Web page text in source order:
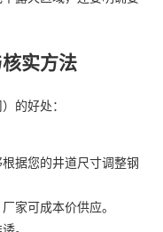
实方法
的好处：
据您的井道尺寸调整钢
家可成本价供应。
。